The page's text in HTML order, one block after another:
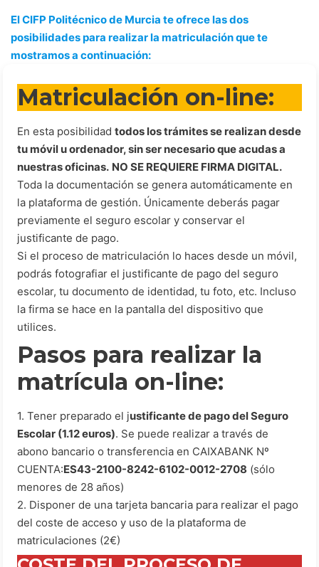
El CIFP Politécnico de Murcia te ofrece las dos
posibilidades para realizar la matriculación que te
mostramos a continuación:
Matriculación on-line:
En esta posibilidadtodos los trámites se realizan desde
tu móvil u ordenador, sin ser necesario que acudas a
nuestras oficinas. NO SE REQUIERE FIRMA DIGITAL.
Toda la documentación se genera automáticamente en
la plataforma de gestión. Únicamente deberás pagar
previamente el seguro escolar y conservar el
justificante de pago.
Si el proceso de matriculación lo haces desde un móvil,
podrás fotografiar el justificante de pago del seguro
escolar, tu documento de identidad, tu foto, etc. Incluso
la firma se hace en la pantalla del dispositivo que
utilices.
Pasos para realizar la
matrícula on-line:
1. Tener preparado el justificante de pago del Seguro
Escolar (1.12 euros). Se puede realizar a través de
abono bancario o transferencia en CAIXABANK Nº
CUENTA:ES43-2100-8242-6102-0012-2708 (sólo
menores de 28 años)
2. Disponer de una tarjeta bancaria para realizar el pago
del coste de acceso y uso de la plataforma de
matriculaciones (2€)